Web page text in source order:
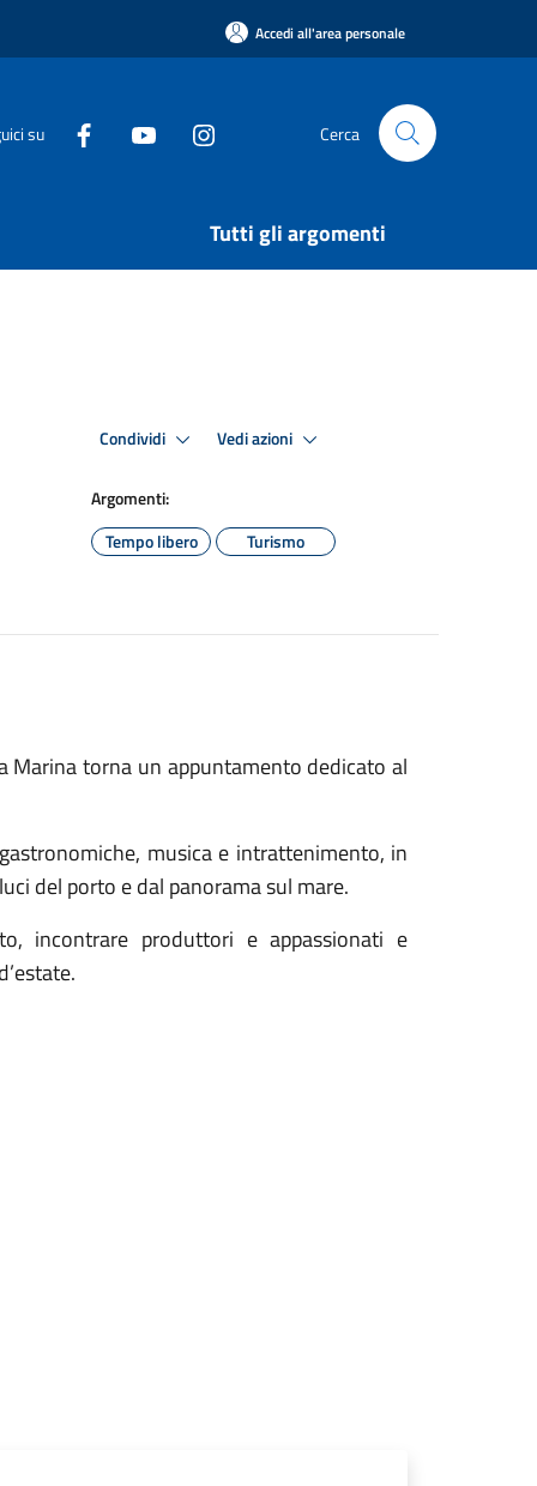
Accedi all'area personale
su Cerca
Tutti gli argomenti
Condividi Vedi azioni
Argomenti:
Tempo libero
Turismo
Marina torna un appuntamento dedicato al
musica e intrattenimento, in
del porto e dal panorama sul mare.
incontrare produttori e appassionati e